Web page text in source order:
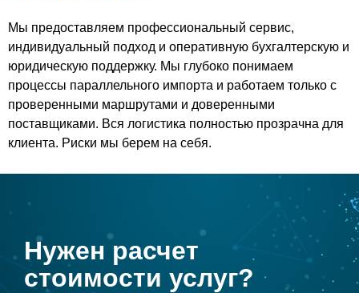
Мы предоставляем профессиональный сервис,
индивидуальный подход и оперативную бухгалтерскую и
юридическую поддержку. Мы глубоко понимаем
процессы параллельного импорта и работаем только с
проверенными маршрутами и доверенными
поставщиками. Вся логистика полностью прозрачна для
клиента. Риски мы берем на себя.
Нужен расчет
стоимости услуг?